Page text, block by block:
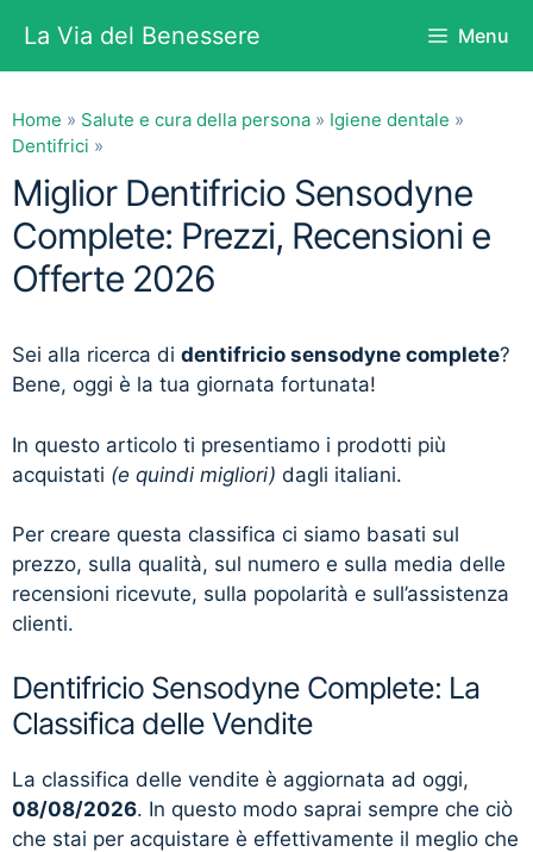
contenuto
La Via del Benessere Menu
Home » Salute e cura della persona » Igiene dentale »
Dentifrici »
Miglior Dentifricio Sensodyne
Complete: Prezzi, Recensioni e
Offerte 2026
Sei alla ricerca di dentifricio sensodyne complete?
Bene, oggi è la tua giornata fortunata!
In questo articolo ti presentiamo i prodotti più
acquistati (e quindi migliori) dagli italiani.
Per creare questa classifica ci siamo basati sul
prezzo, sulla qualità, sul numero e sulla media delle
recensioni ricevute, sulla popolarità e sull’assistenza
clienti.
Dentifricio Sensodyne Complete: La
Classifica delle Vendite
La classifica delle vendite è aggiornata ad oggi,
08/08/2026. In questo modo saprai sempre che ciò
che stai per acquistare è effettivamente il meglio che